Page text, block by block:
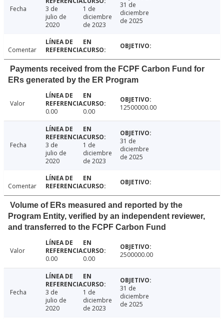
Fecha
3 de
julio de
2020
1 de
diciembre
de 2023
31 de
diciembre
de 2025
Comentar
Payments received from the FCPF Carbon Fund for
ERs generated by the ER Program
Valor
0.00
0.00 12500000.00
Fecha
3 de
julio de
2020
1 de
diciembre
de 2023
31 de
diciembre
de 2025
Comentar
Volume of ERs measured and reported by the
Program Entity, verified by an independent reviewer,
and transferred to the FCPF Carbon Fund
Valor
0.00
0.00 2500000.00
Fecha
3 de
julio de
2020
1 de
diciembre
de 2023
31 de
diciembre
de 2025